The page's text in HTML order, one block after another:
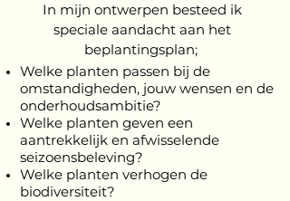
In mijn ontwerpen besteed ik
speciale aandacht aan het
beplantingsplan;
Welke planten passen bij de
omstandigheden, jouw wensen en de
onderhoudsambitie?
Welke planten geven een
aantrekkelijk en afwisselende
seizoensbeleving?
Welke planten verhogen de
biodiversiteit?